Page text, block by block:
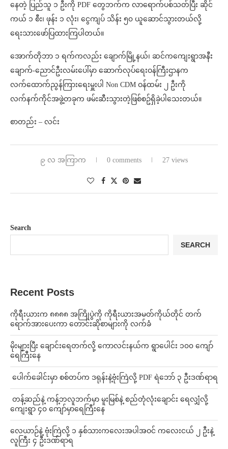
နေတဲ့ ပြည်သူ ၁ ဦးကို PDF တွေဘက်က လာရောက်ပစ်သတ်ပြီး ဆိုင်
ကယ် ၁ စီး၊ ဖုန်း ၁ လုံး၊ ငွေကျပ် သိန်း ၅၀ ယူဆောင်သွားတယ်လို့
ရေးသားဖော်ပြထားကြပါတယ်။
အောက်တိုဘာ ၁ ရက်ကလည်း ချောက်မြို့နယ်၊ ဆင်ကကျေးရွာအနီး
ချောက်-ညောင်ဦးလမ်းပေါ်မှာ ဆောက်လုပ်ရေးဝန်ကြီးဌာနက
လက်ထောက်ညွန်ကြားရေးမှူးပါ Non CDM ဝန်ထမ်း ၂ ဦးကို
လက်နက်ကိုင်အဖွဲ့တခုက ဖမ်းဆီးသွားတဲ့ဖြစ်စဥ်ရှိခဲ့ပါသေးတယ်။
စာတည်း – လင်း
၉ လ အကြာက 0 comments 27 views
Search
SEARCH
Recent Posts
ကိုရီးယားက ၈၈၈၈ အကြိုပွဲကို ကိုရီးယားအမတ်ကိုယ်တိုင် တက်
ရောက်အားပေးကာ တောင်းဆိုစာများကို လက်ခံ
⁨မိုးများပြီး ချောင်းရေတက်လို့ ကောလင်းနယ်က ရွာပေါင်း ၁၀၀ ကျော်
ရေကြီးနေ
⁩ ⁨ပေါက်ခေါင်းမှာ စစ်တပ်က ဒရုန်းနဲ့ဗုံးကြဲလို့ PDF ရဲဘော် ၃ ဦးဒဏ်ရာရ
⁩ ⁨တန့်ဆည်နဲ့ ကန့်ဘလူဘက်မှာ မူးမြစ်နဲ့ စည်တုံလုံးချောင်း ရေလျှံလို့
ကျေးရွာ ၄၀ ကျော်မှာရေကြီးနေ
⁨လေယာဉ်နဲ့ ဗုံးကြဲလို့ ၁ နှစ်သားကလေးအပါအဝင် ကလေးငယ် ၂ ဦးနဲ့
လူကြီး ၄ ဦးဒဏ်ရာရ